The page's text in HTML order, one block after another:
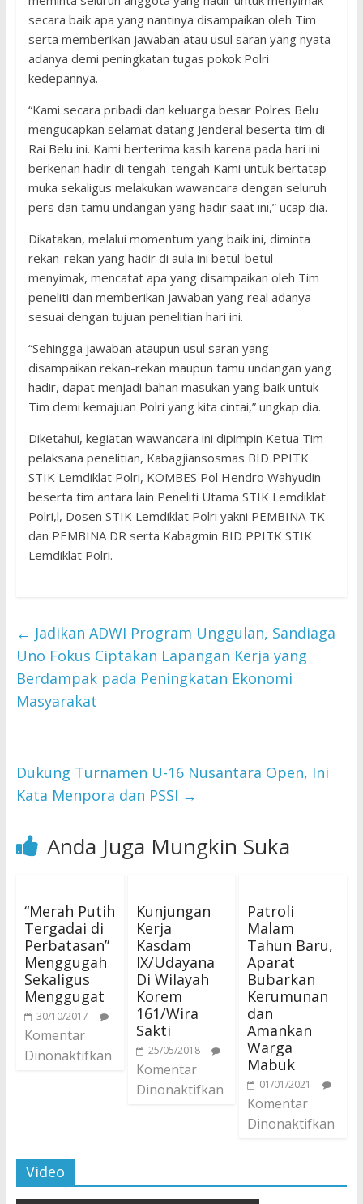
secara baik apa yang nantinya disampaikan oleh Tim
serta memberikan jawaban atau usul saran yang nyata
adanya demi peningkatan tugas pokok Polri
kedepannya.
“Kami secara pribadi dan keluarga besar Polres Belu
mengucapkan selamat datang Jenderal beserta tim di
Rai Belu ini. Kami berterima kasih karena pada hari ini
berkenan hadir di tengah-tengah Kami untuk bertatap
muka sekaligus melakukan wawancara dengan seluruh
pers dan tamu undangan yang hadir saat ini,” ucap dia.
Dikatakan, melalui momentum yang baik ini, diminta
rekan-rekan yang hadir di aula ini betul-betul
menyimak, mencatat apa yang disampaikan oleh Tim
peneliti dan memberikan jawaban yang real adanya
sesuai dengan tujuan penelitian hari ini.
“Sehingga jawaban ataupun usul saran yang
disampaikan rekan-rekan maupun tamu undangan yang
hadir, dapat menjadi bahan masukan yang baik untuk
Tim demi kemajuan Polri yang kita cintai,” ungkap dia.
Diketahui, kegiatan wawancara ini dipimpin Ketua Tim
pelaksana penelitian, Kabagjiansosmas BID PPITK
STIK Lemdiklat Polri, KOMBES Pol Hendro Wahyudin
beserta tim antara lain Peneliti Utama STIK Lemdiklat
Polri,l, Dosen STIK Lemdiklat Polri yakni PEMBINA TK
dan PEMBINA DR serta Kabagmin BID PPITK STIK
Lemdiklat Polri.
← Jadikan ADWI Program Unggulan, Sandiaga
Uno Fokus Ciptakan Lapangan Kerja yang
Berdampak pada Peningkatan Ekonomi
Masyarakat
Dukung Turnamen U-16 Nusantara Open, Ini
Kata Menpora dan PSSI →
Anda Juga Mungkin Suka
“Merah Putih
Tergadai di
Perbatasan”
Menggugah
Sekaligus
Menggugat
30/10/2017
Komentar
Dinonaktifkan
Kunjungan
Kerja
Kasdam
IX/Udayana
Di Wilayah
Korem
161/Wira
Sakti
25/05/2018
Komentar
Dinonaktifkan
Patroli
Malam
Tahun Baru,
Aparat
Bubarkan
Kerumunan
dan
Amankan
Warga
Mabuk
01/01/2021
Komentar
Dinonaktifkan
Video